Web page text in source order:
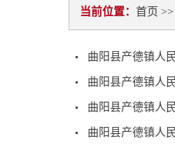
当前位置： 首页
曲阳县产德镇人
曲阳县产德镇人
曲阳县产德镇人
曲阳县产德镇人